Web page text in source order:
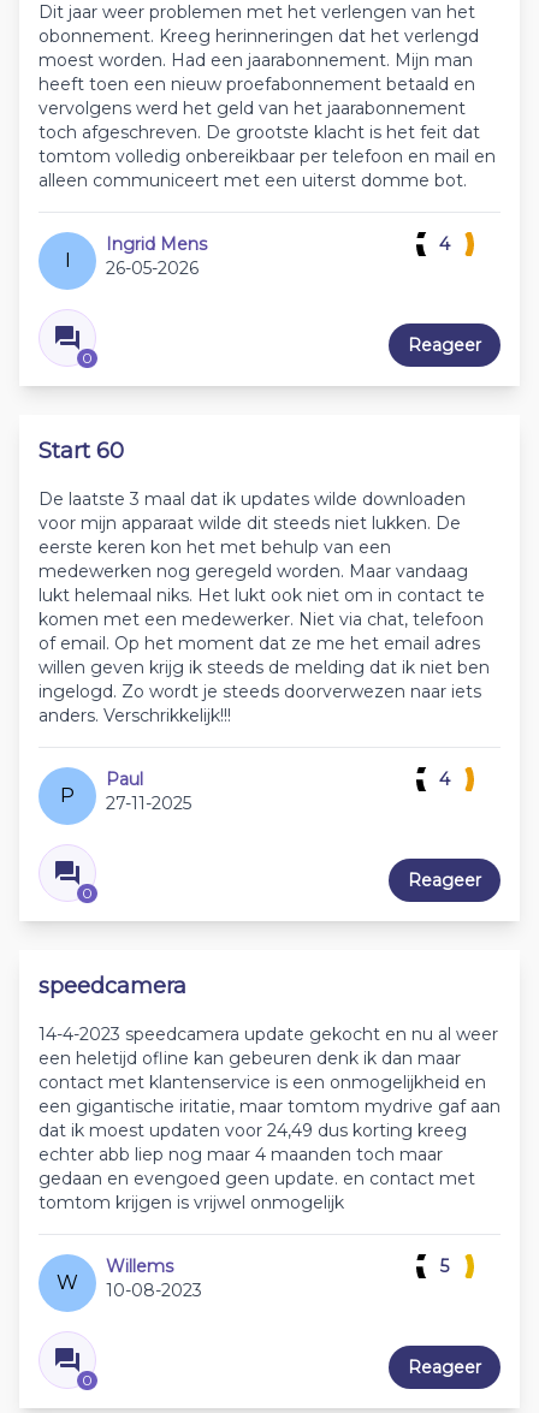
Dit jaar weer problemen met het verlengen van het
obonnement. Kreeg herinneringen dat het verlengd
moest worden. Had een jaarabonnement. Mijn man
heeft toen een nieuw proefabonnement betaald en
vervolgens werd het geld van het jaarabonnement
toch afgeschreven. De grootste klacht is het feit dat
tomtom volledig onbereikbaar per telefoon en mail en
alleen communiceert met een uiterst domme bot.
Ingrid Mens
26-05-2026
0
4
Reageer
Start 60
De laatste 3 maal dat ik updates wilde downloaden
voor mijn apparaat wilde dit steeds niet lukken. De
eerste keren kon het met behulp van een
medewerken nog geregeld worden. Maar vandaag
lukt helemaal niks. Het lukt ook niet om in contact te
komen met een medewerker. Niet via chat, telefoon
of email. Op het moment dat ze me het email adres
willen geven krijg ik steeds de melding dat ik niet ben
ingelogd. Zo wordt je steeds doorverwezen naar iets
anders. Verschrikkelijk!!!
P
Paul
27-11-2025
0
4
Reageer
speedcamera
14-4-2023 speedcamera update gekocht en nu al weer
een heletijd ofline kan gebeuren denk ik dan maar
contact met klantenservice is een onmogelijkheid en
een gigantische iritatie, maar tomtom mydrive gaf aan
dat ik moest updaten voor 24,49 dus korting kreeg
echter abb liep nog maar 4 maanden toch maar
gedaan en evengoed geen update. en contact met
tomtom krijgen is vrijwel onmogelijk
W
Willems
10-08-2023
0
5
Reageer